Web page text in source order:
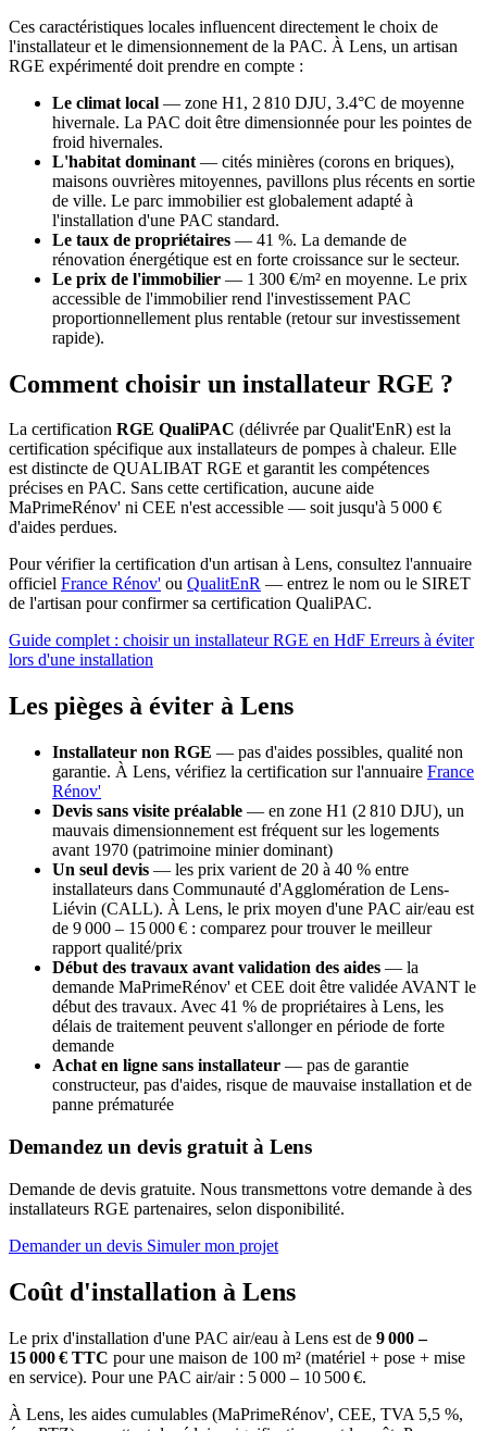
Ces caractéristiques locales influencent directement le choix de
l'installateur et le dimensionnement de la PAC. À Lens, un artisan
RGE expérimenté doit prendre en compte :
Le climat local — zone H1, 2 810 DJU, 3.4°C de moyenne
hivernale. La PAC doit être dimensionnée pour les pointes de
froid hivernales.
L'habitat dominant — cités minières (corons en briques),
maisons ouvrières mitoyennes, pavillons plus récents en sortie
de ville. Le parc immobilier est globalement adapté à
l'installation d'une PAC standard.
Le taux de propriétaires — 41 %. La demande de
rénovation énergétique est en forte croissance sur le secteur.
Le prix de l'immobilier — 1 300 €/m² en moyenne. Le prix
accessible de l'immobilier rend l'investissement PAC
proportionnellement plus rentable (retour sur investissement
rapide).
Comment choisir un installateur RGE ?
La certification RGE QualiPAC (délivrée par Qualit'EnR) est la
certification spécifique aux installateurs de pompes à chaleur. Elle
est distincte de QUALIBAT RGE et garantit les compétences
précises en PAC. Sans cette certification, aucune aide
MaPrimeRénov' ni CEE n'est accessible — soit jusqu'à 5 000 €
d'aides perdues.
Pour vérifier la certification d'un artisan à Lens, consultez l'annuaire
officiel France Rénov' ou QualitEnR — entrez le nom ou le SIRET
de l'artisan pour confirmer sa certification QualiPAC.
Guide complet : choisir un installateur RGE en HdF Erreurs à éviter
lors d'une installation
Les pièges à éviter à Lens
Installateur non RGE — pas d'aides possibles, qualité non
garantie. À Lens, vérifiez la certification sur l'annuaire France
Rénov'
Devis sans visite préalable — en zone H1 (2 810 DJU), un
mauvais dimensionnement est fréquent sur les logements
avant 1970 (patrimoine minier dominant)
Un seul devis — les prix varient de 20 à 40 % entre
installateurs dans Communauté d'Agglomération de Lens-
Liévin (CALL). À Lens, le prix moyen d'une PAC air/eau est
de 9 000 – 15 000 € : comparez pour trouver le meilleur
rapport qualité/prix
Début des travaux avant validation des aides — la
demande MaPrimeRénov' et CEE doit être validée AVANT le
début des travaux. Avec 41 % de propriétaires à Lens, les
délais de traitement peuvent s'allonger en période de forte
demande
Achat en ligne sans installateur — pas de garantie
constructeur, pas d'aides, risque de mauvaise installation et de
panne prématurée
Demandez un devis gratuit à Lens
Demande de devis gratuite. Nous transmettons votre demande à des
installateurs RGE partenaires, selon disponibilité.
Demander un devis Simuler mon projet
Coût d'installation à Lens
Le prix d'installation d'une PAC air/eau à Lens est de 9 000 –
15 000 € TTC pour une maison de 100 m² (matériel + pose + mise
en service). Pour une PAC air/air : 5 000 – 10 500 €.
À Lens, les aides cumulables (MaPrimeRénov', CEE, TVA 5,5 %,